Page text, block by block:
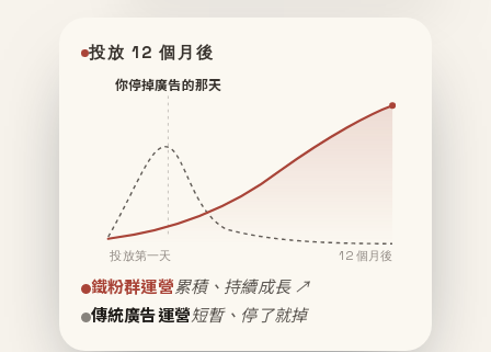
投放 12 個月後
你停掉廣告的那天
投放第一天 12 個月後
鐵粉群運營累積、持續成長 ↗
傳統廣告運營短暫、停了就掉